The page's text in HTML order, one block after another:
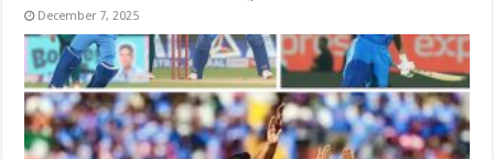
December 7, 2025